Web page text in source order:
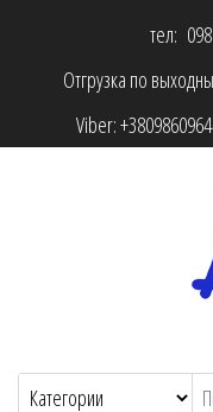
тел:
Отгрузка по
Viber: